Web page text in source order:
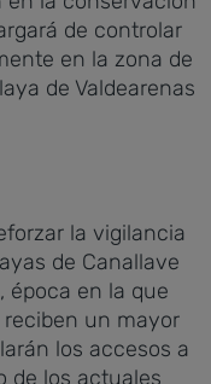
de controlar
en la zona de
de Valdearenas
la vigilancia
de Canallave
época en la que
un mayor
los accesos a
de los actuales